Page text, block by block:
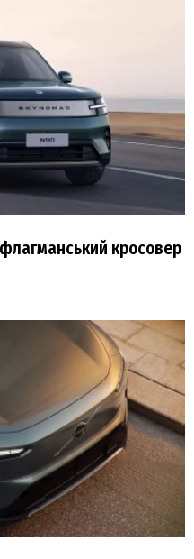
кросовер